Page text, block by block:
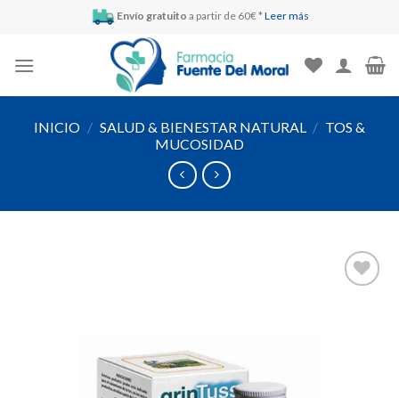
Envío gratuito a partir de 60€ * Leer más
INICIO / SALUD & BIENESTAR NATURAL / TOS &
MUCOSIDAD